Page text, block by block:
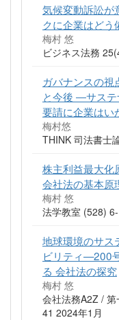
気候変動訴訟が
クに企業はどう
梅村 悠
ビジネス法務
ガバナンスの視
と今後 ―サステ
要請に企業はい
梅村悠
THINK 司法書士
株主利益最大
会社法の基本原
梅村 悠
法学教室 (528)
地球環境のサス
ビリティ—200
る 会社法の探究
梅村 悠
会社法務A2Z /
41 2024年1月